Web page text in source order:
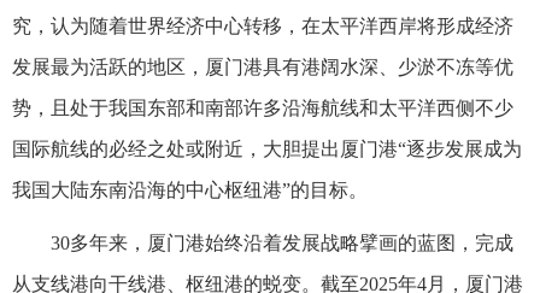
究，认为随着世界经济中心转移，在太平洋西岸将形成经济
发展最为活跃的地区，厦门港具有港阔水深、少淤不冻等优
势，且处于我国东部和南部许多沿海航线和太平洋西侧不少
国际航线的必经之处或附近，大胆提出厦门港“逐步发展成为
我国大陆东南沿海的中心枢纽港”的目标。
30多年来，厦门港始终沿着发展战略擘画的蓝图，完成
从支线港向干线港、枢纽港的蜕变。截至2025年4月，厦门港